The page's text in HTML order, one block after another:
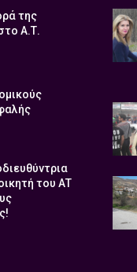
της
Α.Τ.
του ΑΤ